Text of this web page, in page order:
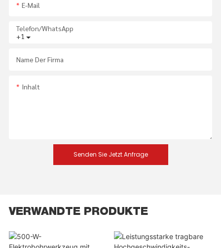
E-Mail
+1
Telefon/WhatsApp
Name Der Firma
Inhalt
Senden Sie Jetzt Anfrage
VERWANDTE PRODUKTE